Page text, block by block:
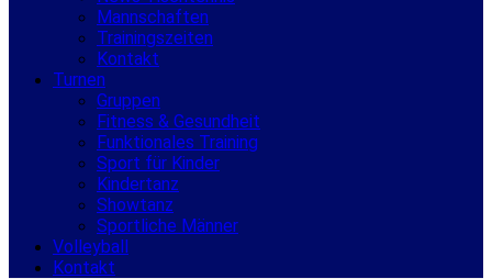
Mannschaften
Trainingszeiten
Kontakt
Turnen
Gruppen
Fitness & Gesundheit
Funktionales Training
Sport für Kinder
Kindertanz
Showtanz
Sportliche Männer
Volleyball
Kontakt